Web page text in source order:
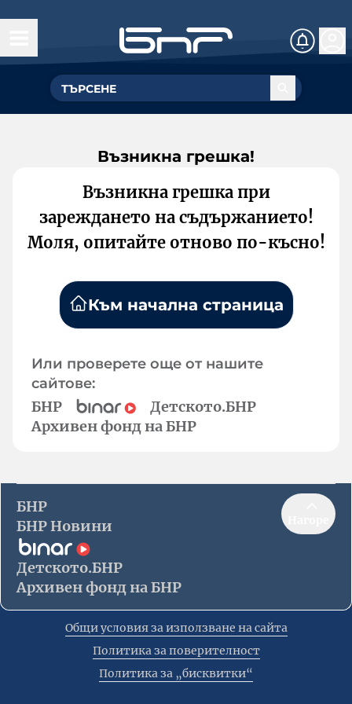
Възникна грешка!
Възникна грешка при
зареждането на съдържанието!
Моля, опитайте отново по-късно!
Към начална страница
Или проверете още от нашите
сайтове:
БНР
Детското.БНР
Архивен фонд на БНР
БНР
БНР Новини
Детското.БНР
Архивен фонд на БНР
Общи условия за използване на сайта
Политика за поверителност
Политика за „бисквитки“